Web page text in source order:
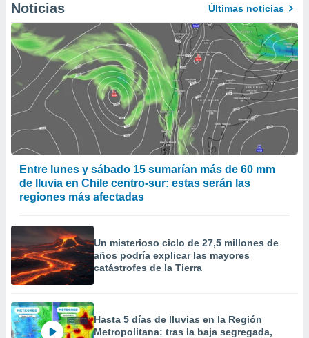
Noticias Últimas noticias
Entre lunes y sábado 15 sumarían más de 60 mm
de lluvia en Chile centro-sur: estas serán las
regiones más afectadas
Un misterioso ciclo de 27,5 millones de
años podría explicar las mayores
catástrofes de la Tierra
Hasta 5 días de lluvias en la Región
Metropolitana: tras la baja segregada,